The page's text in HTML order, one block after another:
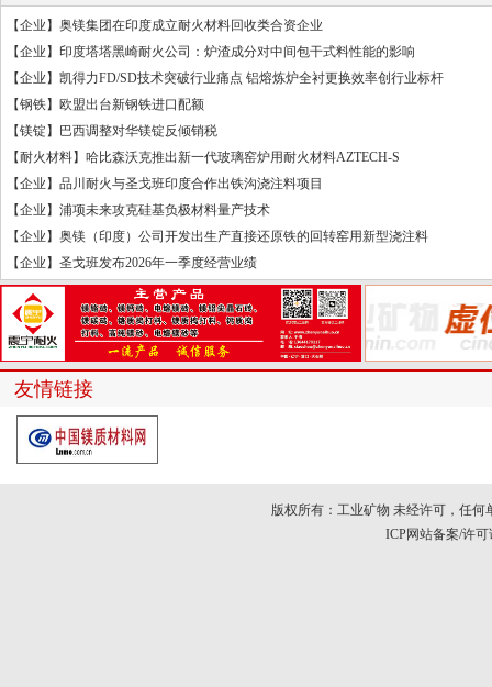
【企业】奥镁集团在印度成立耐火材料回收类合资企业
【企业】印度塔塔黑崎耐火公司：炉渣成分对中间包干式料性能的影响
【企业】凯得力FD/SD技术突破行业痛点 铝熔炼炉全衬更换效率创行业标杆
【钢铁】欧盟出台新钢铁进口配额
【镁锭】巴西调整对华镁锭反倾销税
【耐火材料】哈比森沃克推出新一代玻璃窑炉用耐火材料AZTECH-S
【企业】品川耐火与圣戈班印度合作出铁沟浇注料项目
【企业】浦项未来攻克硅基负极材料量产技术
【企业】奥镁（印度）公司开发出生产直接还原铁的回转窑用新型浇注料
【企业】圣戈班发布2026年一季度经营业绩
友情链接
版权所有：工业矿物 未经许可，任
ICP网站备案/许可